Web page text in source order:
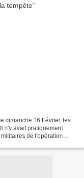
dimanche 16 Février, les
n'y avait pratiquement
de l'opération